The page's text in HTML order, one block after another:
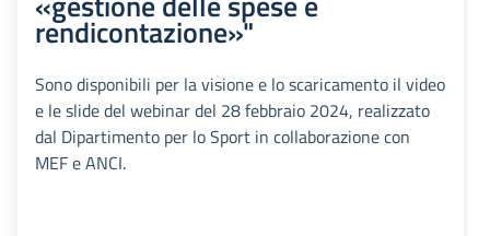
rendicontazione»"
Sono disponibili per la visione e lo scaricamento il video
e le slide del webinar del 28 febbraio 2024, realizzato
dal Dipartimento per lo Sport in collaborazione con
MEF e ANCI.